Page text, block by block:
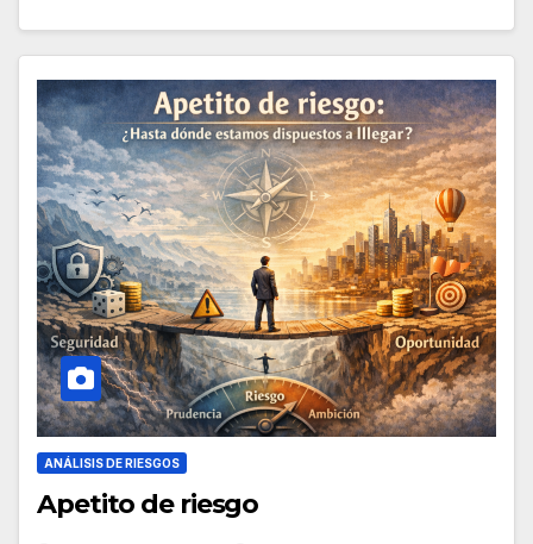
ANÁLISIS DE RIESGOS
Apetito de riesgo